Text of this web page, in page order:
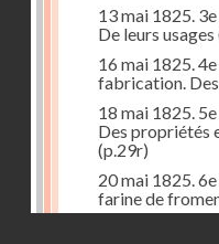
13 mai 1825.
De leurs usages
16 mai 1825.
fabrication.
18 mai 1825.
Des propriétés
(p.29r)
20 mai 1825.
farine de